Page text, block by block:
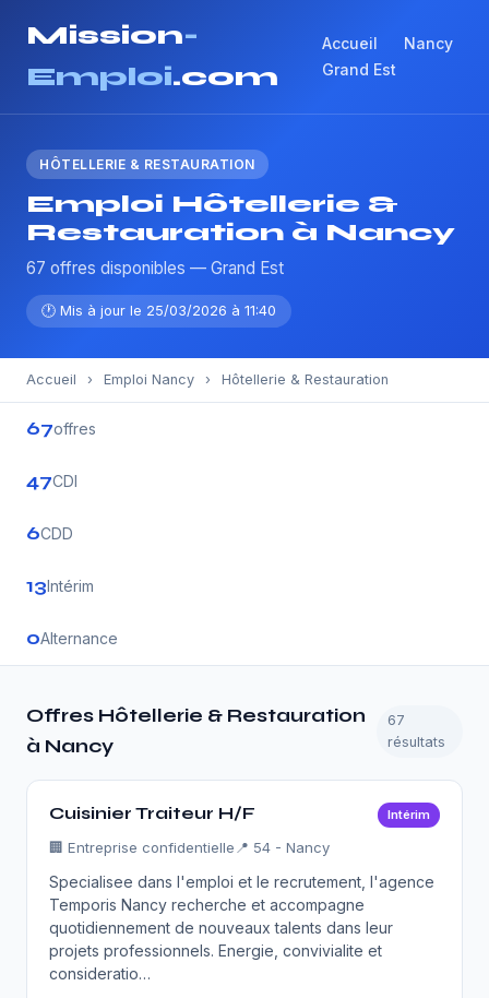
Mission-
Emploi.com
Accueil
Nancy
Grand Est
HÔTELLERIE & RESTAURATION
Emploi Hôtellerie &
Restauration à Nancy
67 offres disponibles — Grand Est
🕐 Mis à jour le 25/03/2026 à 11:40
Accueil › Emploi Nancy › Hôtellerie & Restauration
67offres
47CDI
6CDD
13Intérim
0Alternance
Offres Hôtellerie & Restauration
à Nancy
67
résultats
Cuisinier Traiteur H/F Intérim
🏢 Entreprise confidentielle 📍 54 - Nancy
Specialisee dans l'emploi et le recrutement, l'agence
Temporis Nancy recherche et accompagne
quotidiennement de nouveaux talents dans leur
projets professionnels. Energie, convivialite et
consideratio…